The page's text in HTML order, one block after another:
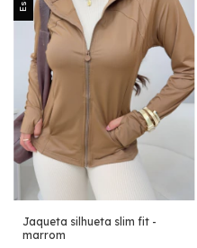
Jaqueta silhueta slim fit -
marrom